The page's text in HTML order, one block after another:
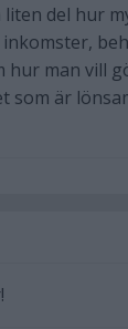
del hur
man vill
som är